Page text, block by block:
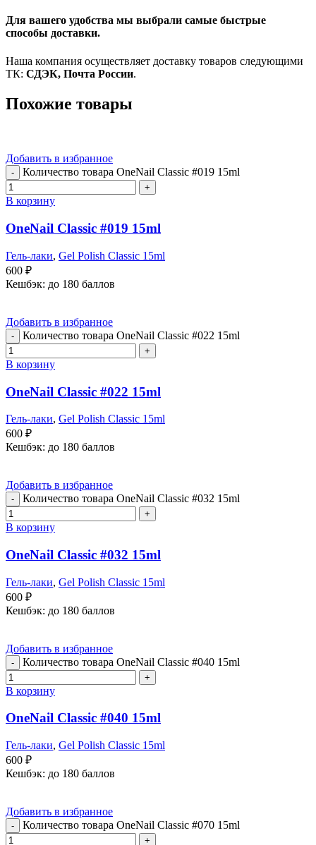
Для вашего удобства мы выбрали самые быстрые
способы доставки.
Наша компания осуществляет доставку товаров следующими
ТК: СДЭК, Почта России.
Похожие товары
Добавить в избранное
Количество товара OneNail Classic #019 15ml
В корзину
OneNail Classic #019 15ml
Гель-лаки, Gel Polish Classic 15ml
600 ₽
Кешбэк: до 180 баллов
Добавить в избранное
Количество товара OneNail Classic #022 15ml
В корзину
OneNail Classic #022 15ml
Гель-лаки, Gel Polish Classic 15ml
600 ₽
Кешбэк: до 180 баллов
Добавить в избранное
Количество товара OneNail Classic #032 15ml
В корзину
OneNail Classic #032 15ml
Гель-лаки, Gel Polish Classic 15ml
600 ₽
Кешбэк: до 180 баллов
Добавить в избранное
Количество товара OneNail Classic #040 15ml
В корзину
OneNail Classic #040 15ml
Гель-лаки, Gel Polish Classic 15ml
600 ₽
Кешбэк: до 180 баллов
Добавить в избранное
Количество товара OneNail Classic #070 15ml